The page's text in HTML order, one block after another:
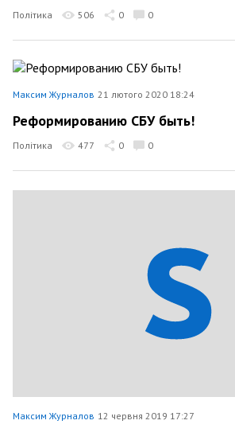
Політика 506 0 0
Максим Журналов 21 лютого 2020 18:24
Реформированию СБУ быть!
Політика 477 0 0
Максим Журналов 12 червня 2019 17:27